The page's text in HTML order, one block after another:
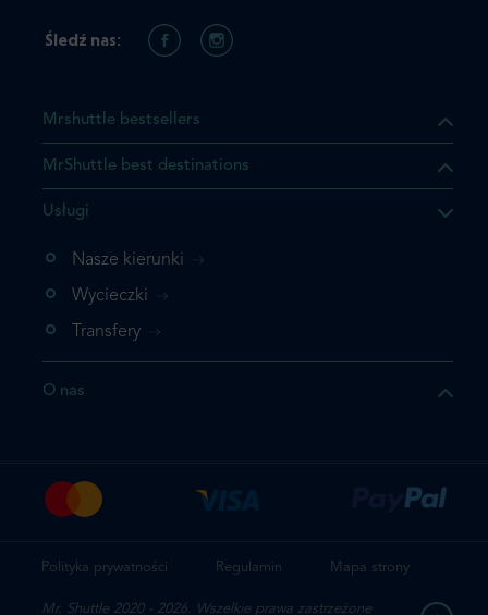
którego szukasz jest już
nie chcesz dodawać go
Mrshuttle bestsellers
MrShuttle best destinations
Usługi
Nasze kierunki
Wycieczki
Transfery
O nas
Śledź nas:
Polityka prywatności Regulamin Mapa strony
Mr. Shuttle 2020 - 2026. Wszelkie prawa zastrzeżone